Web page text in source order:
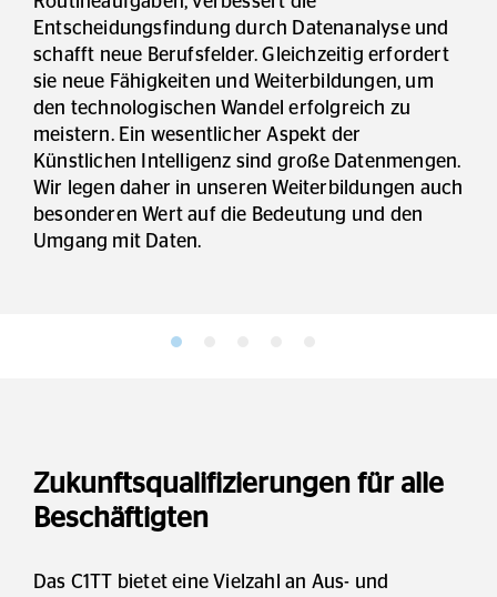
Entscheidungsfindung durch Datenanalyse und
schafft neue Berufsfelder. Gleichzeitig erfordert
sie neue Fähigkeiten und Weiterbildungen, um
den technologischen Wandel erfolgreich zu
meistern. Ein wesentlicher Aspekt der
Künstlichen Intelligenz sind große Datenmengen.
Wir legen daher in unseren Weiterbildungen auch
besonderen Wert auf die Bedeutung und den
Umgang mit Daten.
Zukunftsqualifizierungen für alle
Beschäftigten
Das C1TT bietet eine Vielzahl an Aus- und